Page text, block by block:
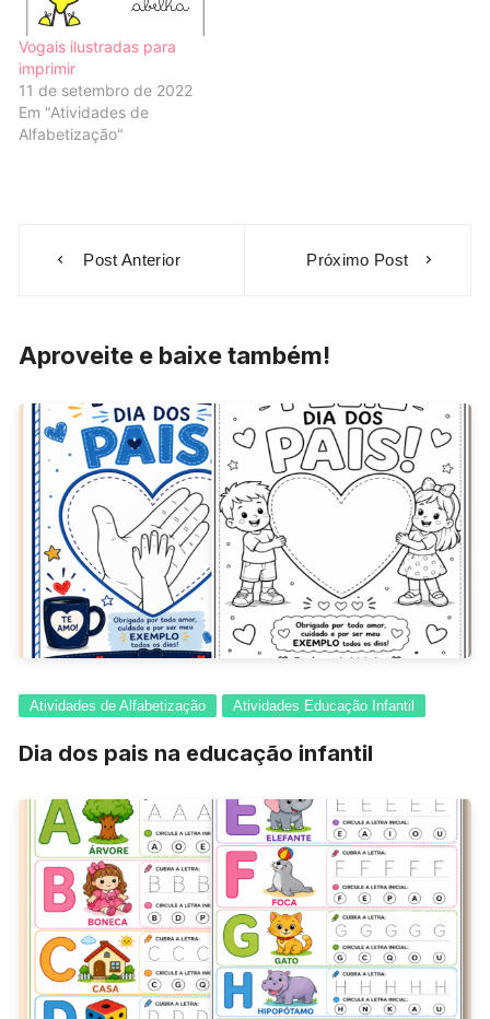
Vogais ilustradas para
imprimir
11 de setembro de 2022
Em "Atividades de
Alfabetização"
Post Anterior Próximo Post
Aproveite e baixe também!
Atividades de Alfabetização Atividades Educação Infantil
Dia dos pais na educação infantil